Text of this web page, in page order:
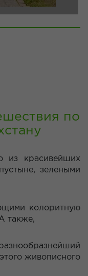
по
из красивейших
зелеными
колоритную
также,
живописного